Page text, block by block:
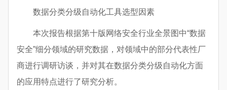
数据分类分级自动化工具选型因素
本次报告根据第十版网络安全行业全景图中“数据
安全”细分领域的研究数据，对领域中的部分代表性厂
商进行调研访谈，并对其在数据分类分级自动化方面
的应用特点进行了研究分析。